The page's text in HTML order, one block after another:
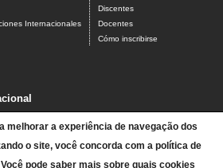
Internacionales
Discentes
Docentes
Cómo inscribirse
melhorar a experiência de navegação dos
o site, você concorda com a política de
pode saber mais sobre quais cookies